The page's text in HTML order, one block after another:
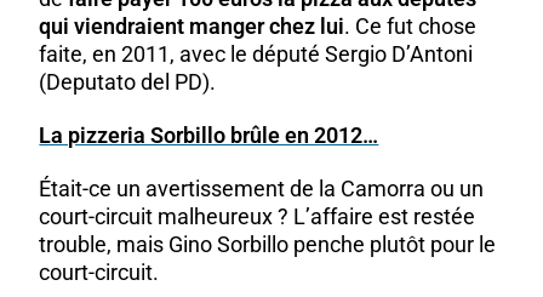
qui viendraient manger chez lui. Ce fut chose
faite, en 2011, avec le député Sergio D’Antoni
(Deputato del PD).
La pizzeria Sorbillo brûle en 2012…
Était-ce un avertissement de la Camorra ou un
court-circuit malheureux ? L’affaire est restée
trouble, mais Gino Sorbillo penche plutôt pour le
court-circuit.